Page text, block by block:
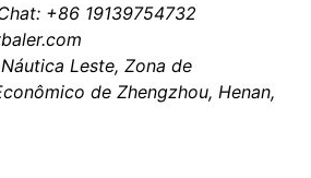
+86 19139754732
Leste, Zona de
de Zhengzhou, Henan,